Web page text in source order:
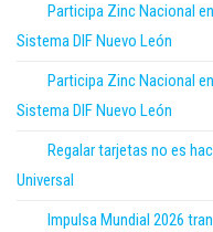
Participa Zinc Nacional
Sistema DIF Nuevo León
Participa Zinc Nacional
Sistema DIF Nuevo León
Regalar tarjetas no es
Universal
Impulsa Mundial 2026